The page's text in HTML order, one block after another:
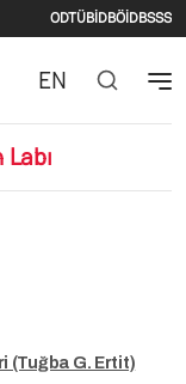
İkincil
ODTÜBİDBÖİDBSSS
EN
(Tuğba G. Ertit)